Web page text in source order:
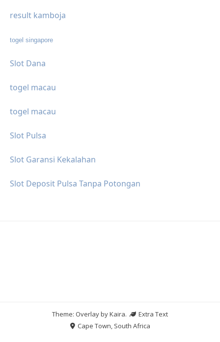
result kamboja
togel singapore
Slot Dana
togel macau
togel macau
Slot Pulsa
Slot Garansi Kekalahan
Slot Deposit Pulsa Tanpa Potongan
Theme: Overlay byKaira.
Extra Text
Cape Town, South Africa